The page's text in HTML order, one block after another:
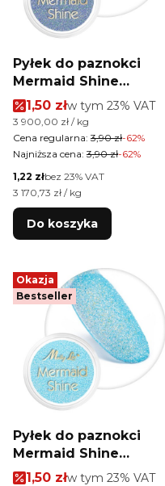
Pyłek do paznokci
Mermaid Shine
MollyLac 1 g Nr 3
Cena promocyjna
1,50 złw tym %s VAT
w tym 23% VAT
Cena jednostkowa brutto
3 900,00 zł / kg
Cena regularna: 3,90 zł-62%
Najniższa cena: 3,90 zł-62%
Cena netto
1,22 złbez 23% VAT
Cena jednostkowa netto
3 170,73 zł / kg
Do koszyka
Okazja
Bestseller
Pyłek do paznokci
Mermaid Shine
MollyLac 1 g Nr 1
Cena promocyjna
1,50 złw tym %s VAT
w tym 23% VAT